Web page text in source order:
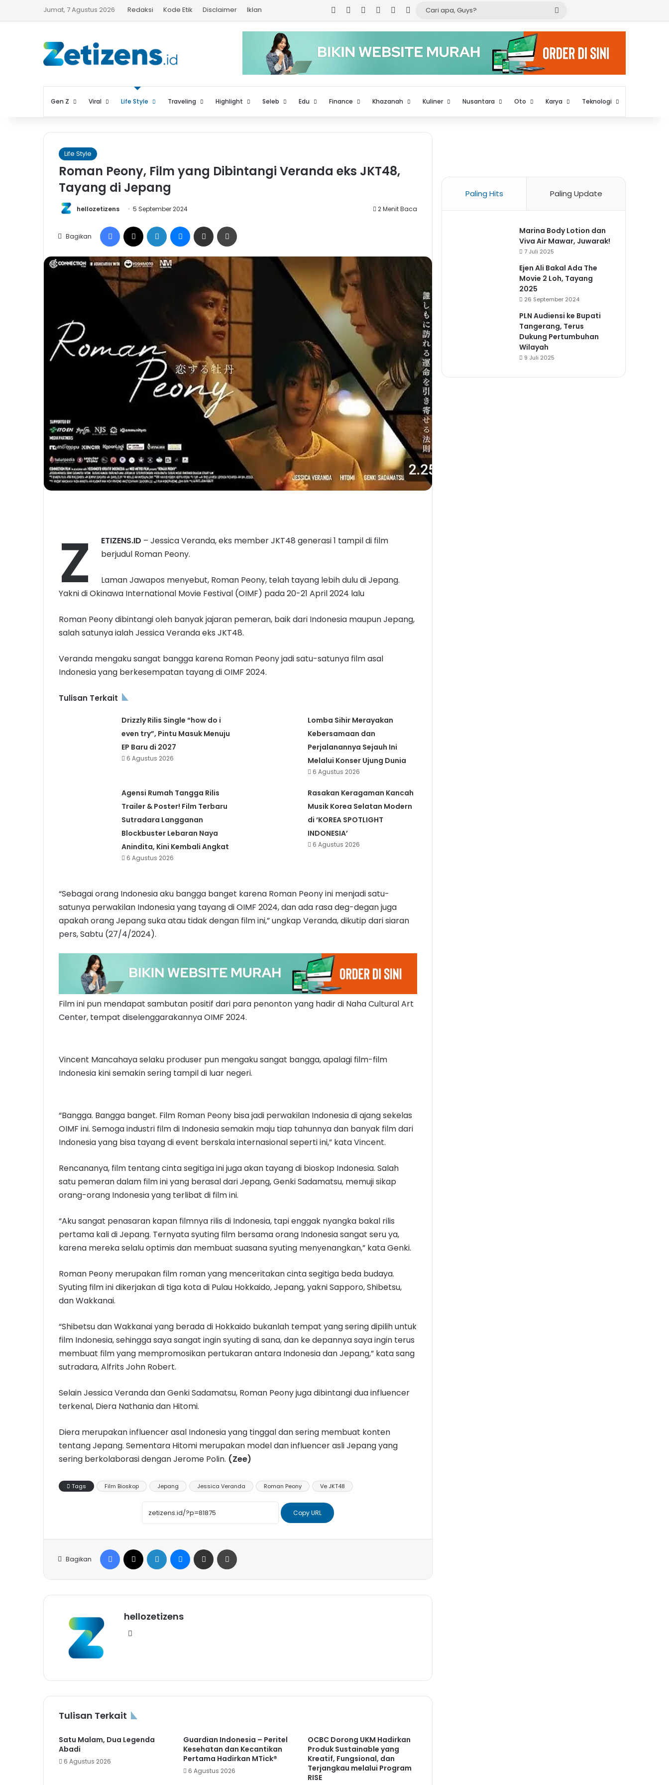
Jumat, 7 Agustus 2026 Redaksi Kode Etik Disclaimer Iklan FacebookYouTubeInstagram
TikTokLog In
Guys?
Gen Z Viral Life Style Traveling Highlight Seleb Edu Finance Khazanah Kuliner Nusantara Oto Karya Teknologi
Life Style
Roman Peony, Film yang Dibintangi Veranda eks JKT48,
Tayang di Jepang
hellozetizens 5 September 2024 2 Menit Baca
Bagikan
Facebook LinkedIn Messenger
Share via Email
Z ETIZENS.ID – Jessica Veranda, eks member JKT48 generasi 1 tampil di film
berjudul Roman Peony.
Laman Jawapos menyebut, Roman Peony, telah tayang lebih dulu di Jepang.
Yakni di Okinawa International Movie Festival (OIMF) pada 20-21 April 2024 lalu
Roman Peony dibintangi oleh banyak jajaran pemeran, baik dari Indonesia maupun Jepang,
salah satunya ialah Jessica Veranda eks JKT48.
Veranda mengaku sangat bangga karena Roman Peony jadi satu-satunya film asal
Indonesia yang berkesempatan tayang di OIMF 2024.
Tulisan Terkait
Drizzly Rilis Single “how do i
even try”, Pintu Masuk Menuju
EP Baru di 2027
6 Agustus 2026
Lomba Sihir Merayakan
Kebersamaan dan
Perjalanannya Sejauh Ini
Melalui Konser Ujung Dunia
6 Agustus 2026
Agensi Rumah Tangga Rilis
Trailer & Poster! Film Terbaru
Sutradara Langganan
Blockbuster Lebaran Naya
Anindita, Kini Kembali Angkat
6 Agustus 2026
Rasakan Keragaman Kancah
Musik Korea Selatan Modern
di ‘KOREA SPOTLIGHT
INDONESIA’
6 Agustus 2026
“Sebagai orang Indonesia aku bangga banget karena Roman Peony ini menjadi satu-
satunya perwakilan Indonesia yang tayang di OIMF 2024, dan ada rasa deg-degan juga
apakah orang Jepang suka atau tidak dengan film ini,” ungkap Veranda, dikutip dari siaran
pers, Sabtu (27/4/2024).
Film ini pun mendapat sambutan positif dari para penonton yang hadir di Naha Cultural Art
Center, tempat diselenggarakannya OIMF 2024.
Vincent Mancahaya selaku produser pun mengaku sangat bangga, apalagi film-film
Indonesia kini semakin sering tampil di luar negeri.
“Bangga. Bangga banget. Film Roman Peony bisa jadi perwakilan Indonesia di ajang sekelas
OIMF ini. Semoga industri film di Indonesia semakin maju tiap tahunnya dan banyak film dari
Indonesia yang bisa tayang di event berskala internasional seperti ini,” kata Vincent.
Rencananya, film tentang cinta segitiga ini juga akan tayang di bioskop Indonesia. Salah
satu pemeran dalam film ini yang berasal dari Jepang, Genki Sadamatsu, memuji sikap
orang-orang Indonesia yang terlibat di film ini.
“Aku sangat penasaran kapan filmnya rilis di Indonesia, tapi enggak nyangka bakal rilis
pertama kali di Jepang. Ternyata syuting film bersama orang Indonesia sangat seru ya,
karena mereka selalu optimis dan membuat suasana syuting menyenangkan,” kata Genki.
Roman Peony merupakan film roman yang menceritakan cinta segitiga beda budaya.
Syuting film ini dikerjakan di tiga kota di Pulau Hokkaido, Jepang, yakni Sapporo, Shibetsu,
dan Wakkanai.
“Shibetsu dan Wakkanai yang berada di Hokkaido bukanlah tempat yang sering dipilih untuk
film Indonesia, sehingga saya sangat ingin syuting di sana, dan ke depannya saya ingin terus
membuat film yang mempromosikan pertukaran antara Indonesia dan Jepang,” kata sang
sutradara, Alfrits John Robert.
Selain Jessica Veranda dan Genki Sadamatsu, Roman Peony juga dibintangi dua influencer
terkenal, Diera Nathania dan Hitomi.
Diera merupakan influencer asal Indonesia yang tinggal dan sering membuat konten
tentang Jepang. Sementara Hitomi merupakan model dan influencer asli Jepang yang
sering berkolaborasi dengan Jerome Polin. (Zee)
Tags Film Bioskop Jepang Jessica Veranda Roman Peony Ve JKT48
Copy URL
Bagikan
Facebook LinkedIn Messenger
Share via Email
hellozetizens
Tulisan Terkait
Satu Malam, Dua Legenda
Abadi
6 Agustus 2026
Guardian Indonesia – Peritel
Kesehatan dan Kecantikan
Pertama Hadirkan MTick®
6 Agustus 2026
OCBC Dorong UKM Hadirkan
Produk Sustainable yang
Kreatif, Fungsional, dan
Terjangkau melalui Program
RISE
Paling Hits Paling Update
Marina Body Lotion dan
Viva Air Mawar, Juwarak!
7 Juli 2025
Ejen Ali Bakal Ada The
Movie 2 Loh, Tayang
2025
26 September 2024
PLN Audiensi ke Bupati
Tangerang, Terus
Dukung Pertumbuhan
Wilayah
9 Juli 2025